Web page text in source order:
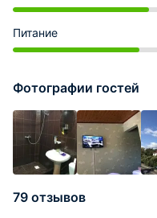
Питание
Фотографии гостей
79 отзывов